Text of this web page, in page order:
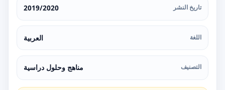
تاريخ النشر 2019/2020
اللغة العربية
التصنيف مناهج وحلول دراسية